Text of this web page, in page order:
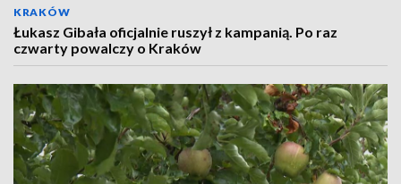
KRAKÓW
Łukasz Gibała oficjalnie ruszył z kampanią. Po raz
czwarty powalczy o Kraków